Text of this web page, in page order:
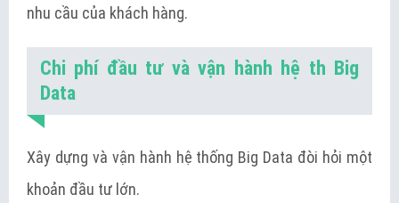
nhu cầu của khách hàng.
Chi phí đầu tư và vận hành hệ th Big
Data
Xây dựng và vận hành hệ thống Big Data đòi hỏi một
khoản đầu tư lớn.